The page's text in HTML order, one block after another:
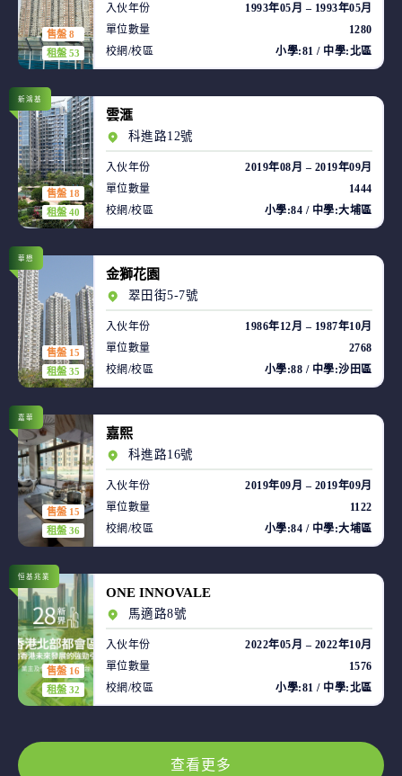
售盤 8
租盤 53
入伙年份
1993年05月 – 1993年05月
單位數量
1280
校網/校區
小學:81 / 中學:北區
售盤 18
租盤 40
新鴻基
雲滙
科進路12號
入伙年份
2019年08月 – 2019年09月
單位數量
1444
校網/校區
小學:84 / 中學:大埔區
售盤 15
租盤 35
華懋
金獅花園
翠田街5-7號
入伙年份
1986年12月 – 1987年10月
單位數量
2768
校網/校區
小學:88 / 中學:沙田區
售盤 15
租盤 36
嘉華
嘉熙
科進路16號
入伙年份
2019年09月 – 2019年09月
單位數量
1122
校網/校區
小學:84 / 中學:大埔區
售盤 16
租盤 32
恒基兆業
ONE INNOVALE
馬適路8號
入伙年份
2022年05月 – 2022年10月
單位數量
1576
校網/校區
小學:81 / 中學:北區
查看更多